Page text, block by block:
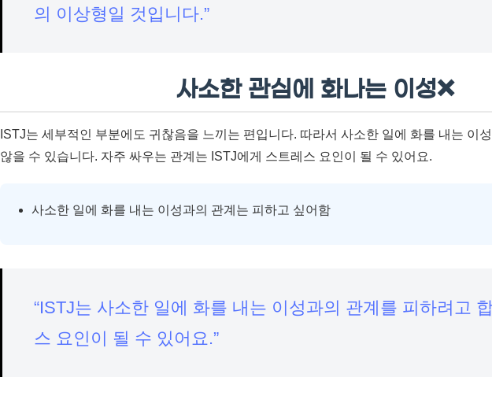
의 이상형일 것입니다.”
사소한 관심에 화나는 이성❌
ISTJ는 세부적인 부분에도 귀찮음을 느끼는 편입니다. 따라서 사소한 일에 화를 내는 이
않을 수 있습니다. 자주 싸우는 관계는 ISTJ에게 스트레스 요인이 될 수 있어요.
사소한 일에 화를 내는 이성과의 관계는 피하고 싶어함
“ISTJ는 사소한 일에 화를 내는 이성과의 관계를 피하려고
스 요인이 될 수 있어요.”